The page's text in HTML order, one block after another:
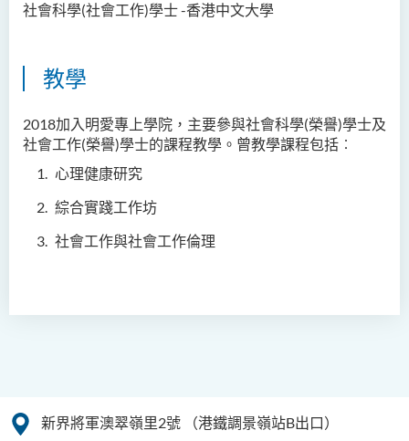
社會科學(社會工作)學士-香港中文大學
教學
2018加入明愛專上學院， 主要參與社會科學(榮譽)學士及
社會工作(榮譽)學士的課程教學。曾教學課程包括︰
心理健康研究
綜合實踐工作坊
社會工作與社會工作倫理
梁漢柱博士
廖國康先生
邱達民教授
Ms Catalina CHAN Sin Han
新界將軍澳翠嶺里2號 （港鐵調景嶺站B出口）